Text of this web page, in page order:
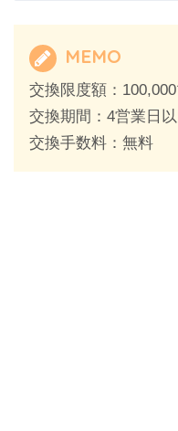
MEMO
交換限度額：
交換期間：4営業日
交換手数料：無料